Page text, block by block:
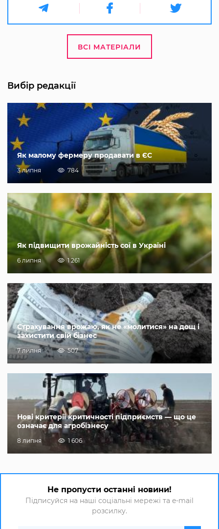
ВСІ МАТЕРІАЛИ
Вибір редакції
Як малому фермеру продавати в ЄС
3 липня 784
Як підвищити врожайність сої в Україні
6 липня 1 261
Страхування врожаю, як не «молитися» на дощ і
захистити свій бізнес
7 липня 507
Нові критерії критичності підприємств — що це
означає для агробізнесу
8 липня 1 606
Не пропусти останні новини!
Підписуйся на наші соціальні мережі та e-mail
розсилку.